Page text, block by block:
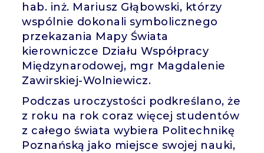
hab. inż. Mariusz Głąbowski, którzy
wspólnie dokonali symbolicznego
przekazania Mapy Świata
kierowniczce Działu Współpracy
Międzynarodowej, mgr Magdalenie
Zawirskiej-Wolniewicz.
Podczas uroczystości podkreślano, że
z roku na rok coraz więcej studentów
z całego świata wybiera Politechnikę
Poznańską jako miejsce swojej nauki,